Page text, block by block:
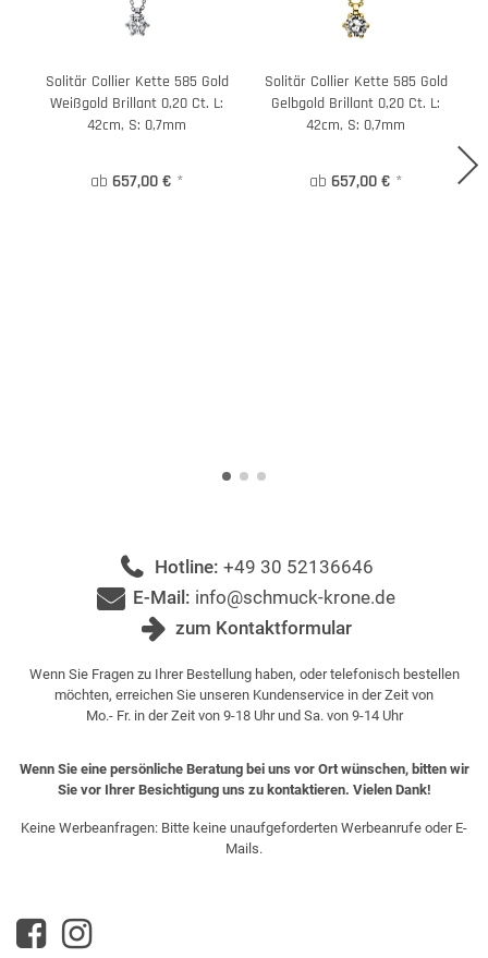
Solitär Collier Kette 585 Gold
Weißgold Brillant 0,20 Ct. L:
42cm, S: 0,7mm
ab 657,00 € *
Solitär Collier Kette 585 Gold
Gelbgold Brillant 0,20 Ct. L:
42cm, S: 0,7mm
ab 657,00 € *
Hotline: +49 30 52136646
E-Mail: info@schmuck-krone.de
zum Kontaktformular
Wenn Sie Fragen zu Ihrer Bestellung haben, oder telefonisch bestellen
möchten, erreichen Sie unseren Kundenservice in der Zeit von
Mo.- Fr. in der Zeit von 9-18 Uhr und Sa. von 9-14 Uhr
Wenn Sie eine persönliche Beratung bei uns vor Ort wünschen, bitten wir
Sie vor Ihrer Besichtigung uns zu kontaktieren. Vielen Dank!
Keine Werbeanfragen: Bitte keine unaufgeforderten Werbeanrufe oder E-
Mails.